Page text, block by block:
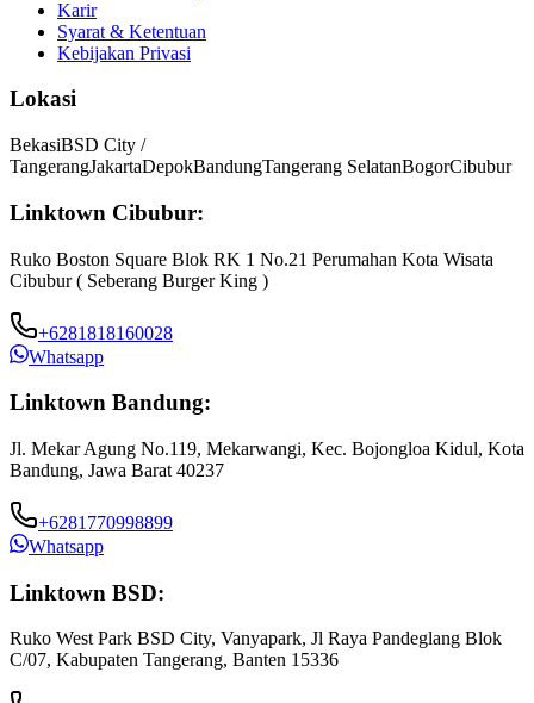
Karir
Syarat & Ketentuan
Kebijakan Privasi
Lokasi
BekasiBSD City /
TangerangJakartaDepokBandungTangerang SelatanBogorCibubur
Linktown Cibubur:
Ruko Boston Square Blok RK 1 No.21 Perumahan Kota Wisata
Cibubur ( Seberang Burger King )
+6281818160028
Whatsapp
Linktown Bandung:
Jl. Mekar Agung No.119, Mekarwangi, Kec. Bojongloa Kidul, Kota
Bandung, Jawa Barat 40237
+6281770998899
Whatsapp
Linktown BSD:
Ruko West Park BSD City, Vanyapark, Jl Raya Pandeglang Blok
C/07, Kabupaten Tangerang, Banten 15336